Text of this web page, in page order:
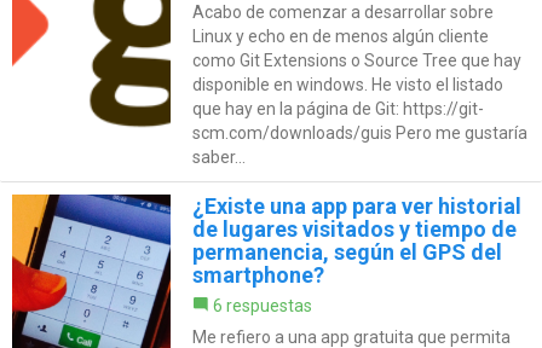
Acabo de comenzar a desarrollar sobre
Linux y echo en de menos algún cliente
como Git Extensions o Source Tree que hay
disponible en windows. He visto el listado
que hay en la página de Git: https://git-
scm.com/downloads/guis Pero me gustaría
saber...
¿Existe una app para ver historial
de lugares visitados y tiempo de
permanencia, según el GPS del
smartphone?
6 respuestas
Me refiero a una app gratuita que permita